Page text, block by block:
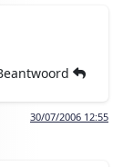
30/07/2006 12:55